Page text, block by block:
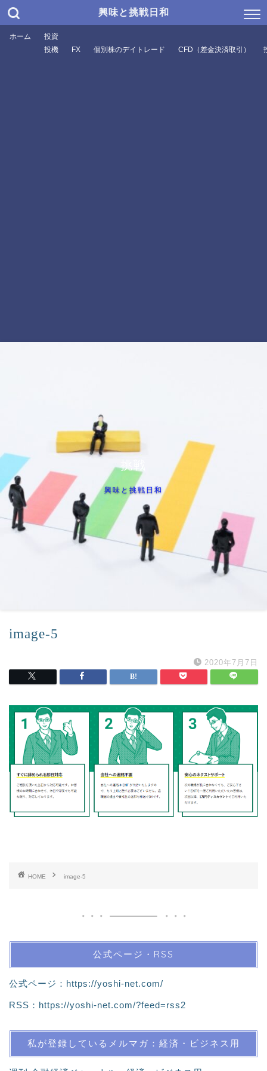
興味と挑戦日和
ホーム
投資
投機
FX 個別株のデイトレード CFD（差金決済取引）
挑戦
興味と挑戦日和
image-5
2020年7月7日
HOME image-5
公式ページ・RSS
公式ページ： https://yoshi-net.com/
RSS： https://yoshi-net.com/?feed=rss2
私が登録しているメルマガ：経済・ビジネス用